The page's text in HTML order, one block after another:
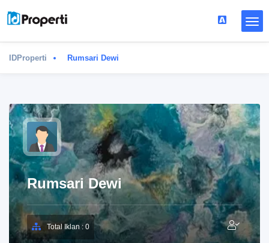
IDProperti Rumsari Dewi
Rumsari Dewi
Total Iklan : 0